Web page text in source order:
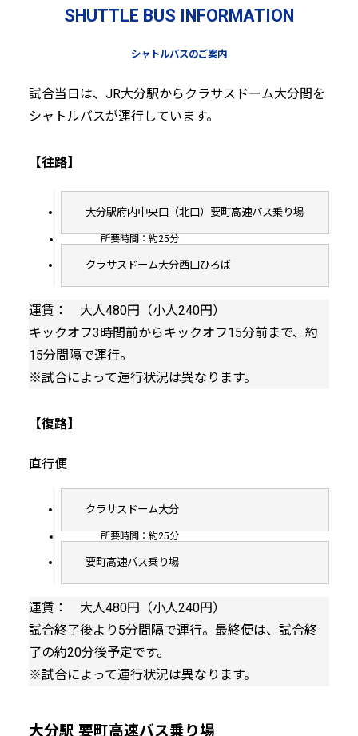
シャトルバスのご案内
SHUTTLE BUS INFORMATION
クラサスドームへのシャトルバス
試合当日は、JR大分駅からクラサスドーム大分間を
シャトルバスが運行しています。
【往路】
大分駅府内中央口（北口）要町高速バス乗り場
所要時間：約25分
クラサスドーム大分西口ひろば
運賃： 大人480円（小人240円）
キックオフ3時間前からキックオフ15分前まで、約
15分間隔で運行。
※試合によって運行状況は異なります。
【復路】
直行便
クラサスドーム大分
所要時間：約25分
要町高速バス乗り場
運賃： 大人480円（小人240円）
試合終了後より5分間隔で運行。最終便は、試合終
了の約20分後予定です。
※試合によって運行状況は異なります。
大分駅 要町高速バス乗り場